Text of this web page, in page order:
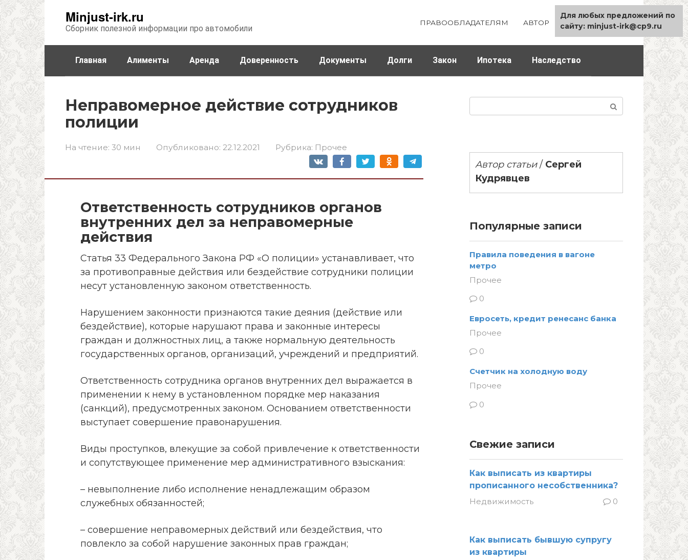
Minjust-irk.ru
Сборник полезной информации про автомобили
ПРАВООБЛАДАТЕЛЯМ АВТОР КАРТА САЙТА
Главная Алименты Аренда Доверенность Документы Долги Закон Ипотека Наследство
Неправомерное действие сотрудников
полиции
На чтение: 30 мин Опубликовано: 22.12.2021 Рубрика: Прочее
Ответственность сотрудников органов
внутренних дел за неправомерные
действия
Статья 33 Федерального Закона РФ «О полиции» устанавливает, что
за противоправные действия или бездействие сотрудники полиции
несут установленную законом ответственность.
Нарушением законности признаются такие деяния (действие или
бездействие), которые нарушают права и законные интересы
граждан и должностных лиц, а также нормальную деятельность
государственных органов, организаций, учреждений и предприятий.
Ответственность сотрудника органов внутренних дел выражается в
применении к нему в установленном порядке мер наказания
(санкций), предусмотренных законом. Основанием ответственности
выступает совершение правонарушения.
Виды проступков, влекущие за собой привлечение к ответственности
и сопутствующее применение мер административного взыскания:
– невыполнение либо исполнение ненадлежащим образом
служебных обязанностей;
– совершение неправомерных действий или бездействия, что
повлекло за собой нарушение законных прав граждан;
Автор статьи/ Сергей
Кудрявцев
Популярные записи
Правила поведения в вагоне
метро
Прочее
0
Евросеть, кредит ренесанс банка
Прочее
0
Счетчик на холодную воду
Прочее
0
Свежие записи
Как выписать из квартиры
прописанного несобственника?
Недвижимость
0
Как выписать бывшую супругу
из квартиры
Для любых предложений по
сайту: minjust-irk@cp9.ru